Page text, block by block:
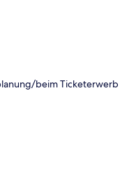
beim Ticketerwerb